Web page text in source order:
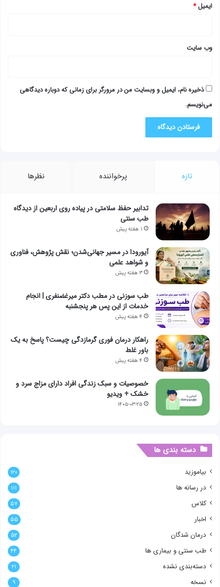
ایمیل*
وب‌ سایت
ذخیره نام، ایمیل و وبسایت من در مرورگر برای زمانی که دوباره دیدگاهی
می‌نویسم.
تازه پرخواننده نظرها
تدابیر حفظ سلامتی در پیاده روی اربعین از دیدگاه
طب سنتی
۱ هفته پیش
آیورودا در مسیر جهانی‌شدن؛ نقش پژوهش، فناوری
و شواهد علمی
۳ هفته پیش
طب سوزنی در مطب دکتر میرغضنفری | انجام
خدمات از این پس هر پنجشنبه
۴ هفته پیش
راهکار درمان فوری گرمازدگی چیست؟ پاسخ به یک
باور غلط
۴ هفته پیش
خصوصیات و سبک زندگی افراد دارای مزاج سرد و
خشک + ویدیو
۱۴۰۵-۰۳-۲۵
دسته بندی ها
بیاموزید ۱۲۰
در رسانه ها ۱۱۱
کلاس ۵۷
اخبار ۵۵
درمان شدگان ۵۲
طب سنتی و بیماری ها ۴۴
دسته‌بندی نشده ۲۱
نسخه ۹